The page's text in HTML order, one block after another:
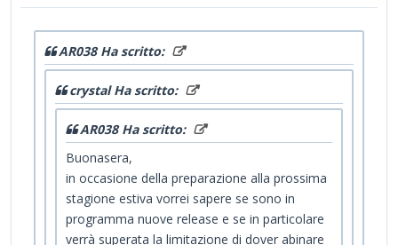
AR038 Ha scritto:
crystal Ha scritto:
AR038 Ha scritto:
Buonasera,
in occasione della preparazione alla prossima
stagione estiva vorrei sapere se sono in
programma nuove release e se in particolare
verrà superata la limitazione di dover abinare